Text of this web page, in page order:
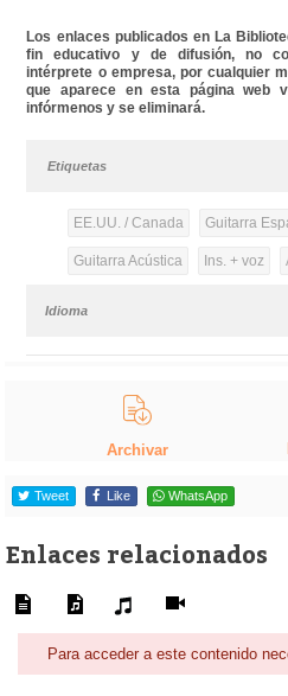
Los enlaces publicados en La
fin educativo y de difusión, no
intérprete o empresa, por cualquier
que aparece en esta página web
infórmenos y se eliminará.
Etiquetas
EE.UU. / Canada Guitarra
Guitarra Acústica Ins. + voz
Idioma
Archivar
Tweet Like WhatsApp
Enlaces relacionados
Para acceder a este contenido